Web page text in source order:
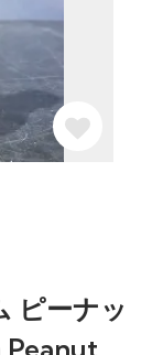
ピーナッ
Peanut